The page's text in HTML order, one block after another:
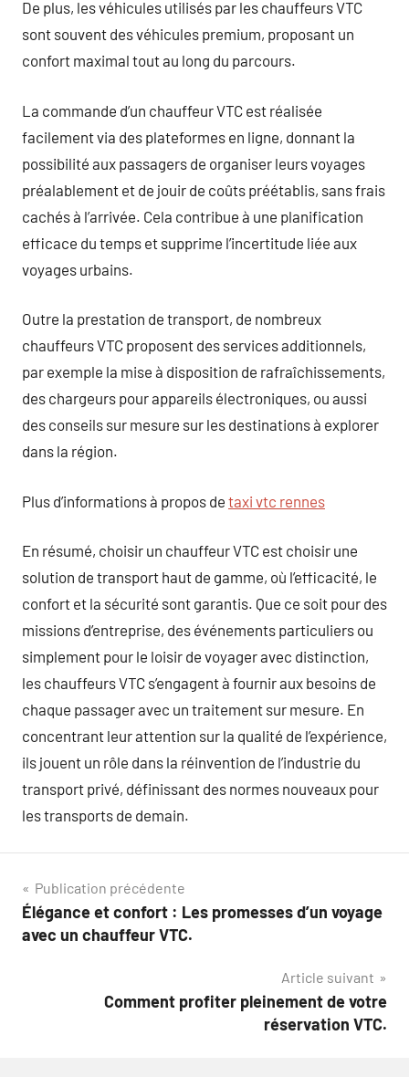
De plus, les véhicules utilisés par les chauffeurs VTC
sont souvent des véhicules premium, proposant un
confort maximal tout au long du parcours.
La commande d’un chauffeur VTC est réalisée
facilement via des plateformes en ligne, donnant la
possibilité aux passagers de organiser leurs voyages
préalablement et de jouir de coûts préétablis, sans frais
cachés à l’arrivée. Cela contribue à une planification
efficace du temps et supprime l’incertitude liée aux
voyages urbains.
Outre la prestation de transport, de nombreux
chauffeurs VTC proposent des services additionnels,
par exemple la mise à disposition de rafraîchissements,
des chargeurs pour appareils électroniques, ou aussi
des conseils sur mesure sur les destinations à explorer
dans la région.
Plus d’informations à propos de taxi vtc rennes
En résumé, choisir un chauffeur VTC est choisir une
solution de transport haut de gamme, où l’efficacité, le
confort et la sécurité sont garantis. Que ce soit pour des
missions d’entreprise, des événements particuliers ou
simplement pour le loisir de voyager avec distinction,
les chauffeurs VTC s’engagent à fournir aux besoins de
chaque passager avec un traitement sur mesure. En
concentrant leur attention sur la qualité de l’expérience,
ils jouent un rôle dans la réinvention de l’industrie du
transport privé, définissant des normes nouveaux pour
les transports de demain.
Navigation
de
Publication précédente
Élégance et confort : Les promesses d’un voyage
avec un chauffeur VTC.
Article suivant
Comment profiter pleinement de votre
réservation VTC.